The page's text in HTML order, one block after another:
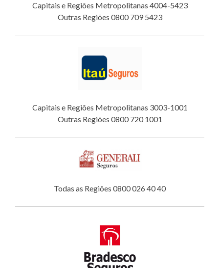
Capitais e Regiões Metropolitanas 4004-5423
Outras Regiões 0800 709 5423
Capitais e Regiões Metropolitanas 3003-1001
Outras Regiões 0800 720 1001
Todas as Regiões 0800 026 40 40